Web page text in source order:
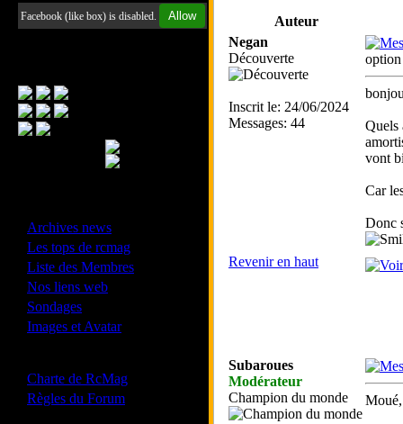
Facebook (like box) is disabled. Allow
Archives news
Les tops de rcmag
Liste des Membres
Nos liens web
Sondages
Images et Avatar
Charte de RcMag
Règles du Forum
Auteur
Negan
Découverte
Inscrit le: 24/06/2024
Messages: 44
option
Quels
vont
Car
Donc
Revenir en haut
Subaroues
Modérateur
Champion du monde